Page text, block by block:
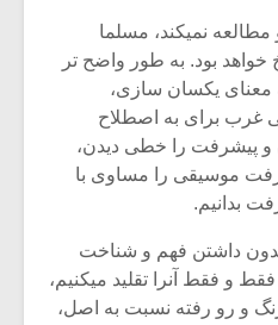
نمیکند، مسلما
خواهد بود. به طور واضح تر
یکسان سازی،
غرب برای به اصطلاح
و پیشرفت را خطی دیدن،
موسیقی را مساوی با
بدانیم.
داشتن فهم و شناخت
و فقط آنرا تقلید میکنیم،
و رو رفته نسبت به اصل،